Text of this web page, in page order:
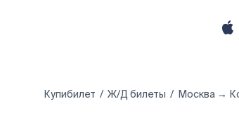
Купибилет Ж/Д билеты Москва →